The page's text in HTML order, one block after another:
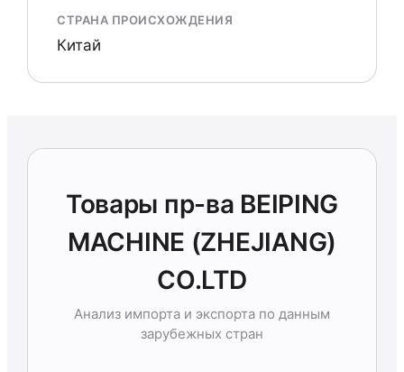
СТРАНА ПРОИСХОЖДЕНИЯ
Китай
Товары пр-ва BEIPING
MACHINE (ZHEJIANG)
CO.LTD
Анализ импорта и экспорта по данным
зарубежных стран